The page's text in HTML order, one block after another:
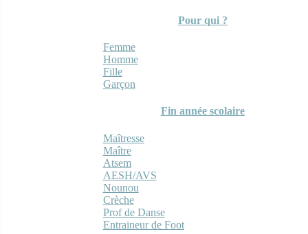
Pour qui ?
Femme
Homme
Fille
Garçon
Fin année scolaire
Maîtresse
Maître
Atsem
AESH/AVS
Nounou
Crèche
Prof de Danse
Entraineur de Foot